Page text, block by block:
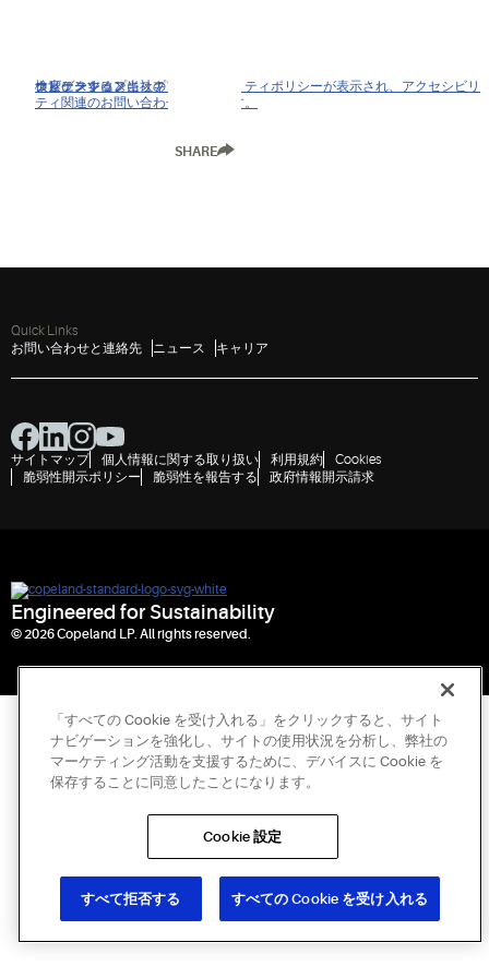
クリックすると当社のアクセシビリティポリシーが表示され、アクセシビリ
ティ関連のお問い合わせができます。
ナビゲーションにスキップ
コンテンツにスキップ
検索にスキップ
SHARE
Quick Links
お問い合わせと連絡先
ニュース キャリア
サイトマップ 個人情報に関する取り扱い 利用規約
Cookies
脆弱性開示ポリシー
脆弱性を報告する 政府情報開示請求
Engineered for Sustainability
© 2026 Copeland LP. All rights reserved.
「すべての Cookie を受け入れる」をクリックすると、サイト
ナビゲーションを強化し、サイトの使用状況を分析し、弊社の
マーケティング活動を支援するために、デバイスに Cookie を
保存することに同意したことになります。
Cookie 設定
すべて拒否する すべての Cookie を受け入れる